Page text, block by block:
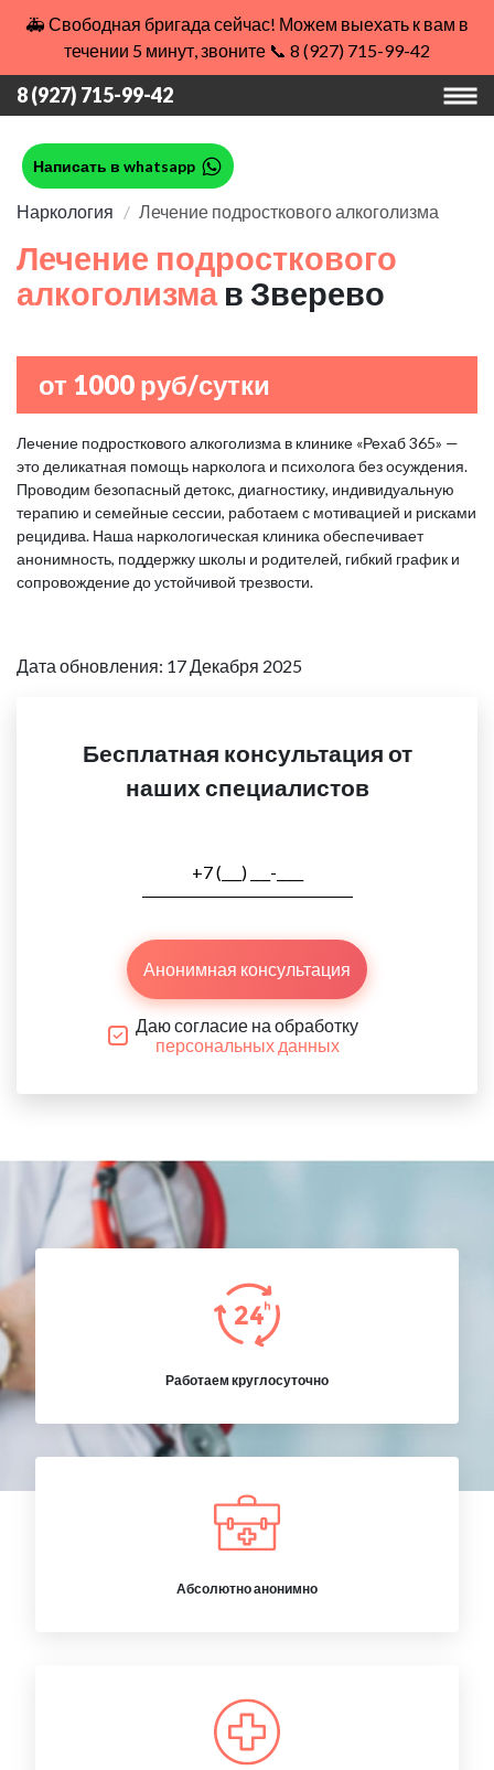
🚑 Свободная бригада сейчас! Можем выехать к вам в
течении 5 минут, звоните 📞 8 (927) 715-99-42
8 (927) 715-99-42
Написать в whatsapp
Наркология Лечение подросткового алкоголизма
Лечение подросткового
алкоголизма в Зверево
от 1000 руб/сутки
Лечение подросткового алкоголизма в клинике «Рехаб 365» —
это деликатная помощь нарколога и психолога без осуждения.
Проводим безопасный детокс, диагностику, индивидуальную
терапию и семейные сессии, работаем с мотивацией и рисками
рецидива. Наша наркологическая клиника обеспечивает
анонимность, поддержку школы и родителей, гибкий график и
сопровождение до устойчивой трезвости.
Дата обновления: 17 Декабря 2025
Бесплатная консультация от
наших специалистов
Анонимная консультация
Даю согласие на обработку
персональных данных
Работаем круглосуточно
Абсолютно анонимно